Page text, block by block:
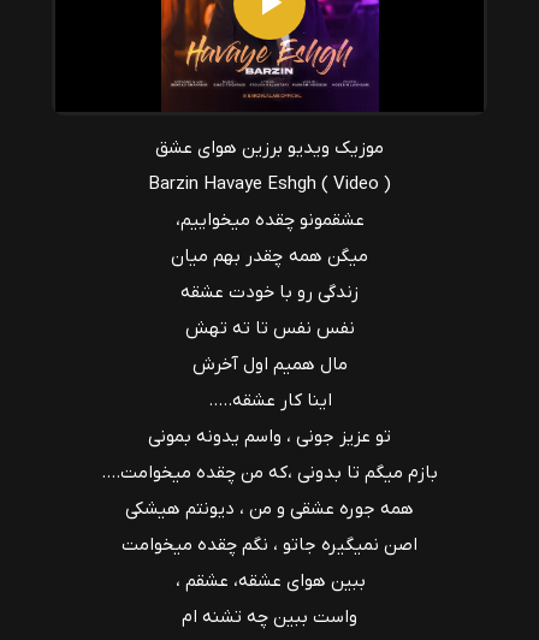
P
l
a
y
V
i
d
e
o
موزیک ویدیو برزین هوای عشق
Barzin Havaye Eshgh ( Video )
عشقمونو چقده میخواییم،
میگن همه چقدر بهم میان
زندگی رو با خودت عشقه
نفس نفس تا ته تهش
مال همیم اول آخرش
اینا کار عشقه.....
تو عزیز جونی ، واسم یدونه بمونی
بازم میگم تا بدونی ،که من چقده میخوامت....
همه جوره عشقی و من ، دیونتم هیشکی
اصن نمیگیره جاتو ، نگم چقده میخوامت
ببین هوای عشقه، عشقم ،
واست ببین چه تشنه ام